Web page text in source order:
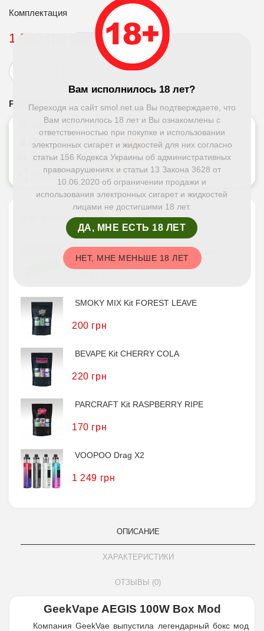
Комплектация
1 590 грн Нет в наличии
Рейтинг: Напишите отзыв первым!
Доступные способы оплаты:
Доступные службы доставки:
Вас может заинтересовать
Sony (Murata) 18650 VTC6 3120 MAh
SMOKY MIX Kit FOREST LEAVE
200 грн
BEVAPE Kit CHERRY COLA
220 грн
PARCRAFT Kit RASPBERRY RIPE
170 грн
VOOPOO Drag X2
1 249 грн
ОПИСАНИЕ
ХАРАКТЕРИСТИКИ
ОТЗЫВЫ (0)
GeekVape AEGIS 100W Box Mod
Компания GeekVae выпустила легендарный бокс мод
Вам исполнилось 18 лет?
Переходя на сайт smol.net.ua Вы подтверждаете, что
Вам исполнилось 18 лет и Вы ознакомлены с
ответственностью при покупке и использовании
электронных сигарет и жидкостей для них согласно
статьи 156 Кодекса Украины об административных
правонарушениях и статьи 13 Закона 3628 от
10.06.2020 об ограничении продажи и
использования электронных сигарет и жидкостей
лицами не достигшими 18 лет.
ДА, МНЕ ЕСТЬ 18 ЛЕТ
НЕТ, МНЕ МЕНЬШЕ 18 ЛЕТ